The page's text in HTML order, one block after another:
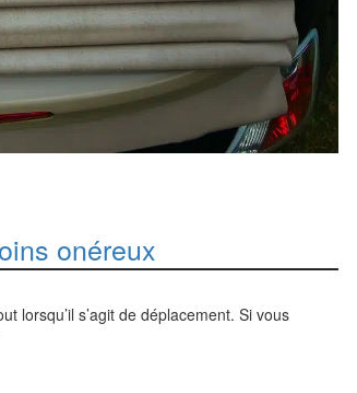
onéreux
lorsqu’il s’agit de déplacement. Si vous